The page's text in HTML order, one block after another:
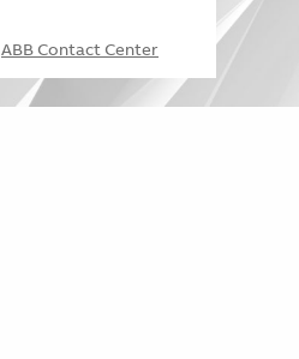
ABB Contact Center